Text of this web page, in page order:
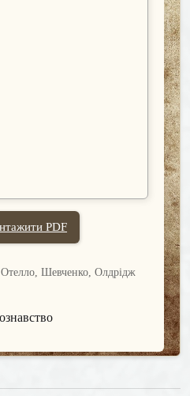
PDF
Шевченко, Олдрідж